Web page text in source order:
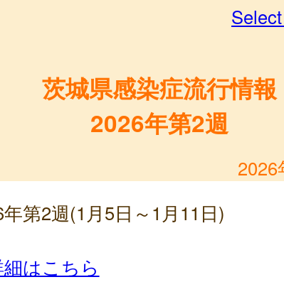
茨城県感染症流行情報
2026年第2週
第2週(1月5日～1月11日)
はこちら